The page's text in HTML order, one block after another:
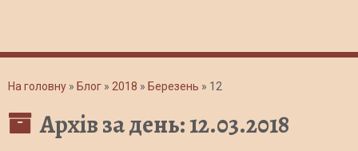
На головну » Блог » 2018 » Березень » 12
Архів за день:12.03.2018